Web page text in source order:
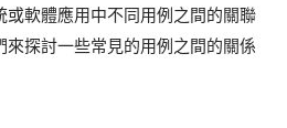
或軟體應用中不同用例之間的關聯
來探討一些常見的用例之間的關係